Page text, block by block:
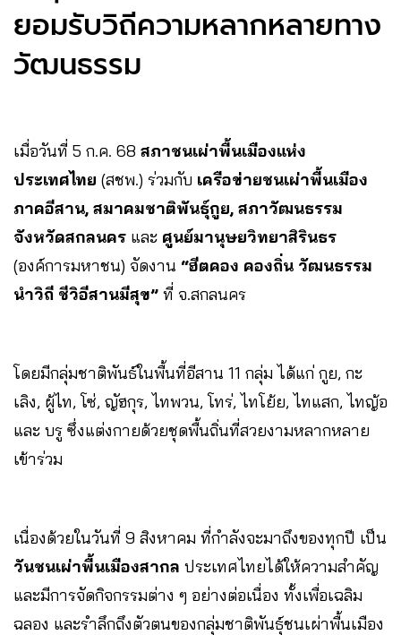
ยอมรับวิถีความหลากหลายทาง
วัฒนธรรม
เมื่อวันที่ 5 ก.ค. 68 สภาชนเผ่าพื้นเมืองแห่ง
ประเทศไทย (สชพ.) ร่วมกับ เครือข่ายชนเผ่าพื้นเมือง
ภาคอีสาน, สมาคมชาติพันธุ์กูย, สภาวัฒนธรรม
จังหวัดสกลนคร และ ศูนย์มานุษยวิทยาสิรินธร
(องค์การมหาชน) จัดงาน “ฮีตคอง คองถิ่น วัฒนธรรม
นำวิถี ชีวิอีสานมีสุข” ที่ จ.สกลนคร
โดยมีกลุ่มชาติพันธ์ในพื้นที่อีสาน 11 กลุ่ม ได้แก่ กูย, กะ
เลิง, ผู้ไท, โซ่, ญัฮกุร, ไทพวน, โทร่, ไทโย้ย, ไทแสก, ไทญ้อ
และ บรู ซึ่งแต่งกายด้วยชุดพื้นถิ่นที่สวยงามหลากหลาย
เข้าร่วม
เนื่องด้วยในวันที่ 9 สิงหาคม ที่กำลังจะมาถึงของทุกปี เป็น
วันชนเผ่าพื้นเมืองสากล ประเทศไทยได้ให้ความสำคัญ
และมีการจัดกิจกรรมต่าง ๆ อย่างต่อเนื่อง ทั้งเพื่อเฉลิม
ฉลอง และรำลึกถึงตัวตนของกลุ่มชาติพันธุ์ชนเผ่าพื้นเมือง